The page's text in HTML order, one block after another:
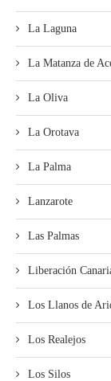
La Laguna
La Matanza de
La Oliva
La Orotava
La Palma
Lanzarote
Las Palmas
Liberación
Los Llanos de
Los Realejos
Los Silos